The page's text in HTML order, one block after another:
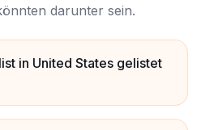
darunter sein.
in United States gelistet